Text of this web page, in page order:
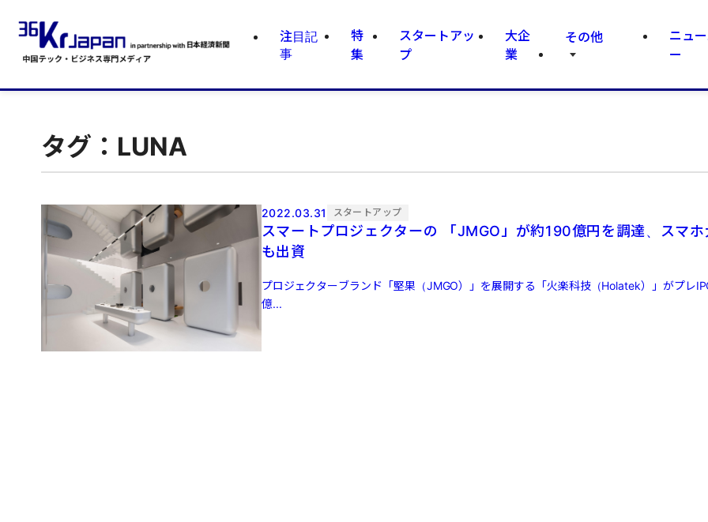
注目記
事
特
集
スタートアッ
プ
大企
業
その他
ニュ
ー
タグ：LUNA
2022.03.31 スタートアップ
スマートプロジェクターの 「JMGO」が約190億円を調達、スマ
も出資
プロジェクターブランド「堅果（JMGO）」を展開する「火楽科技（Holatek）」がプレ
億...